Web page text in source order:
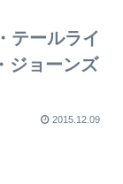
テールライ
ジョーンズ
2015.12.09